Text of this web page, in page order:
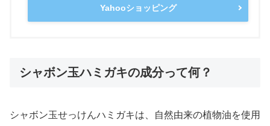
Yahooショッピング
シャボン玉ハミガキの成分って何？
シャボン玉せっけんハミガキは、自然由来の植物油を使用